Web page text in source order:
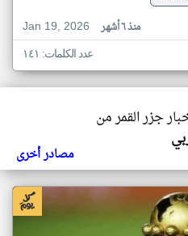
Jan 19, 2026
منذ ٦ أشهر
عدد الكلمات: ١٤١
جزر القمر من
مصادر أخرى